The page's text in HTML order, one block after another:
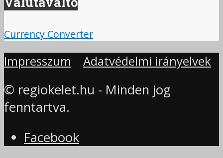
Currency Converter
Impresszum Adatvédelmi irányelvek
© regiokelet.hu - Minden jog
fenntartva.
Facebook